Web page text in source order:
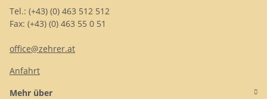
Tel.: (+43) (0) 463 512 512
Fax: (+43) (0) 463 55 0 51
office@zehrer.at
Anfahrt
Mehr über